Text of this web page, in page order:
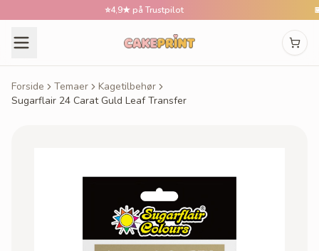
4,9★ på Trustpilot
Forside Temaer
Kagetilbehør
Sugarflair 24 Carat Guld Leaf Transfer